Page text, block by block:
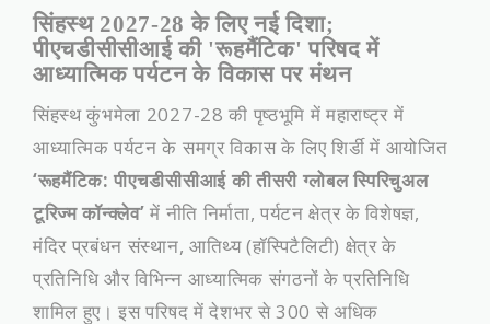
सिंहस्थ 2027-28 के लिए नई दिशा;
पीएचडीसीसीआई की 'रूहमैंटिक' परिषद में
आध्यात्मिक पर्यटन के विकास पर मंथन
​सिंहस्थ कुंभमेला 2027-28 की पृष्ठभूमि में महाराष्ट्र में
आध्यात्मिक पर्यटन के समग्र विकास के लिए शिर्डी में आयोजित
‘रूहमैंटिक: पीएचडीसीसीआई की तीसरी ग्लोबल स्पिरिचुअल
टूरिज्म कॉन्क्लेव’ में नीति निर्माता, पर्यटन क्षेत्र के विशेषज्ञ,
मंदिर प्रबंधन संस्थान, आतिथ्य (हॉस्पिटैलिटी) क्षेत्र के
प्रतिनिधि और विभिन्न आध्यात्मिक संगठनों के प्रतिनिधि
शामिल हुए। इस परिषद में देशभर से 300 से अधिक